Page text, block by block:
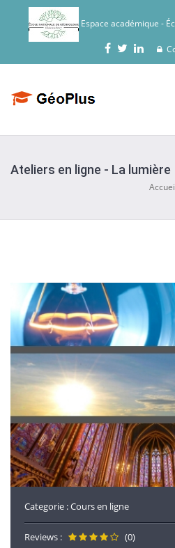
Espace académique -
Ateliers en ligne - La lumière
Categorie :Cours en ligne
Reviews : (0)